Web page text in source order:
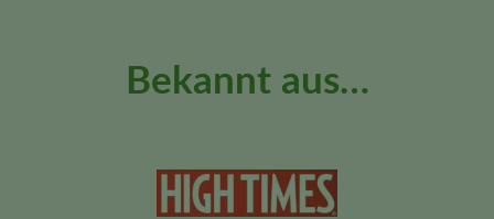
Bekannt aus…